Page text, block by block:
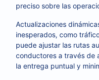
preciso sobre las
Actualizaciones
inesperados, como
puede ajustar las rutas
conductores a través de
la entrega puntual y